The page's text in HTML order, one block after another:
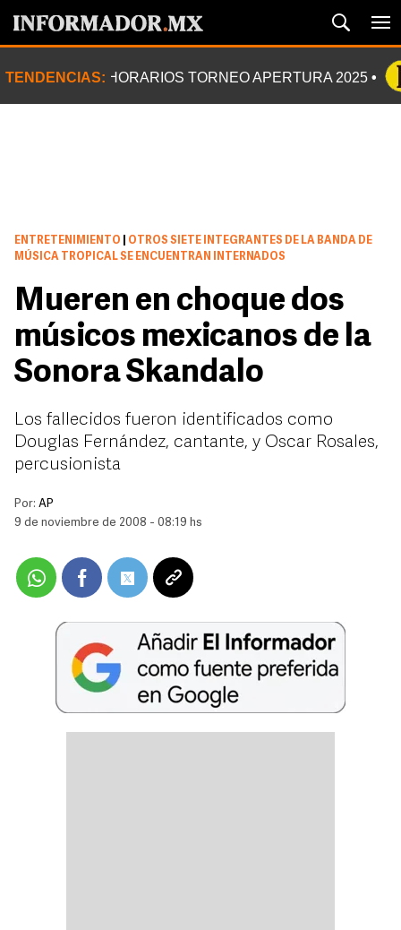
TENDENCIAS: HORARIOS TORNEO APERTURA 2025
ENTRETENIMIENTO
OTROS SIETE INTEGRANTES DE LA BANDA DE
MÚSICA TROPICAL SE ENCUENTRAN INTERNADOS
Mueren en choque dos
músicos mexicanos de la
Sonora Skandalo
Los fallecidos fueron identificados como
Douglas Fernández, cantante, y Oscar Rosales,
percusionista
Por: AP
9 de noviembre de 2008 - 08:19 hs